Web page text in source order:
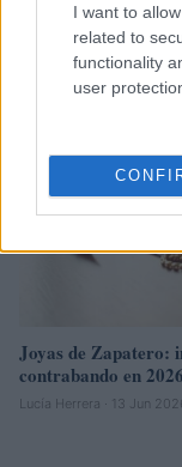
I want to
related to
functionality
user
FISCO
Joyas de Zapatero:
contrabando en 2026
Lucía Herrera · 13 Jun